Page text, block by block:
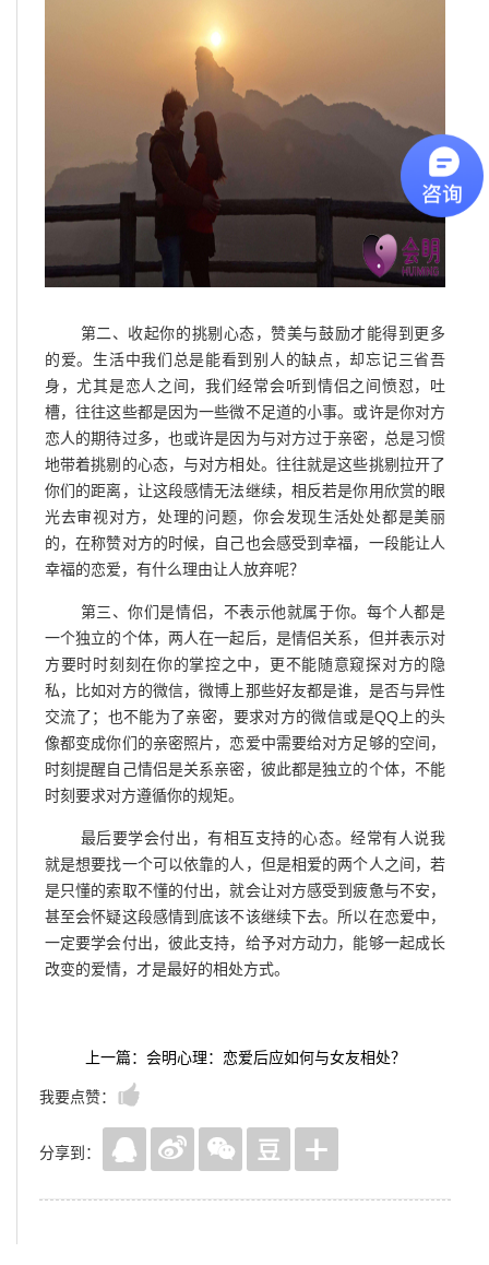
第二、收起你的挑剔心态，赞美与鼓励才能得到更多
的爱。生活中我们总是能看到别人的缺点，却忘记三省吾
身，尤其是恋人之间，我们经常会听到情侣之间愤怼，吐
槽，往往这些都是因为一些微不足道的小事。或许是你对方
恋人的期待过多，也或许是因为与对方过于亲密，总是习惯
地带着挑剔的心态，与对方相处。往往就是这些挑剔拉开了
你们的距离，让这段感情无法继续，相反若是你用欣赏的眼
光去审视对方，处理的问题，你会发现生活处处都是美丽
的，在称赞对方的时候，自己也会感受到幸福，一段能让人
幸福的恋爱，有什么理由让人放弃呢？
第三、你们是情侣，不表示他就属于你。每个人都是
一个独立的个体，两人在一起后，是情侣关系，但并表示对
方要时时刻刻在你的掌控之中，更不能随意窥探对方的隐
私，比如对方的微信，微博上那些好友都是谁，是否与异性
交流了；也不能为了亲密，要求对方的微信或是QQ上的头
像都变成你们的亲密照片，恋爱中需要给对方足够的空间，
时刻提醒自己情侣是关系亲密，彼此都是独立的个体，不能
时刻要求对方遵循你的规矩。
最后要学会付出，有相互支持的心态。经常有人说我
就是想要找一个可以依靠的人，但是相爱的两个人之间，若
是只懂的索取不懂的付出，就会让对方感受到疲惫与不安，
甚至会怀疑这段感情到底该不该继续下去。所以在恋爱中，
一定要学会付出，彼此支持，给予对方动力，能够一起成长
改变的爱情，才是最好的相处方式。
上一篇：会明心理：恋爱后应如何与女友相处？
我要点赞：
分享到：